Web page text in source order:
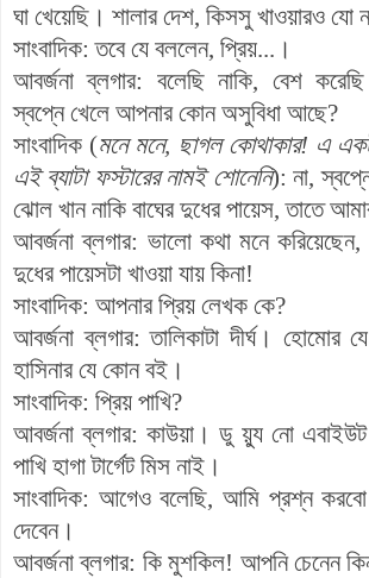
ঘা খেয়েছি । শালার দেশ, কিসসু খাওয়ারও যো
সাংবাদিক:তবে যে বললেন, প্রিয়... ।
আবর্জনা ব্লগার: বলেছি নাকি, বেশ করেছি
স্বপ্নে খেলে আপনারকোন অসুবিধা আছে?
সাংবাদিক (মনে মনে, ছাগল কোথাকার! এ
এই ব্যাটা ফস্টারের নামই শোনেনি):না,
ঝোল খান নাকি বাঘের দুধের পায়েস,তাতে
আবর্জনা ব্লগার: ভালো কথা মনে করিয়েছেন,
দুধের পায়েসটা খাওয়া যায় কিনা!
সাংবাদিক: আপনার প্রিয় লেখক কে?
আবর্জনা ব্লগার:তালিকাটা দীর্ঘ। হোমোর যে
হাসিনার যে কোন বই ।
সাংবাদিক: প্রিয় পাখি?
আবর্জনা ব্লগার:কাউয়া ।ডু য়্যু নোএবাইউট
পাখি হাগা টার্গেট মিস নাই।
সাংবাদিক: আগেও বলেছি, আমি প্রশ্ন করবো
দেবেন।
আবর্জনা ব্লগার: কি মুশকিল! আপনি চেনেন